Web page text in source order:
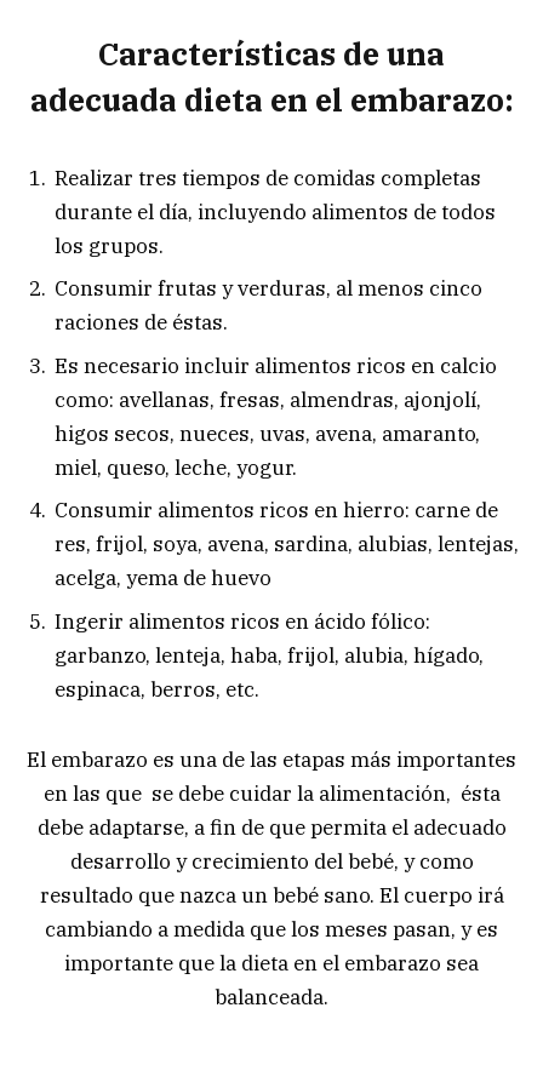
Características de una
adecuada dieta en el embarazo:
Realizar tres tiempos de comidas completas
durante el día, incluyendo alimentos de todos
los grupos.
Consumir frutas y verduras, al menos cinco
raciones de éstas.
Es necesario incluir alimentos ricos en calcio
como: avellanas, fresas, almendras, ajonjolí,
higos secos, nueces, uvas, avena, amaranto,
miel, queso, leche, yogur.
Consumir alimentos ricos en hierro: carne de
res, frijol, soya, avena, sardina, alubias, lentejas,
acelga, yema de huevo
Ingerir alimentos ricos en ácido fólico:
garbanzo, lenteja, haba, frijol, alubia, hígado,
espinaca, berros, etc.
El embarazo es una de las etapas más importantes
en las que se debe cuidar la alimentación, ésta
debe adaptarse, a fin de que permita el adecuado
desarrollo y crecimiento del bebé, y como
resultado que nazca un bebé sano. El cuerpo irá
cambiando a medida que los meses pasan, y es
importante que la dieta en el embarazo sea
balanceada.